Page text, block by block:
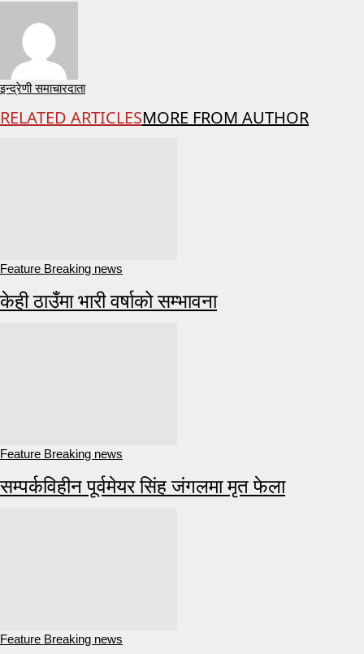
इन्द्रेणी समाचारदाता
RELATED ARTICLESMORE FROM AUTHOR
Feature Breaking news
केही ठाउँमा भारी वर्षाको सम्भावना
Feature Breaking news
सम्पर्कविहीन पूर्वमेयर सिंह जंगलमा मृत फेला
Feature Breaking news